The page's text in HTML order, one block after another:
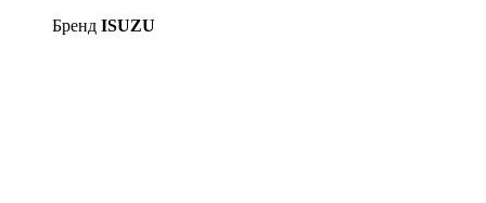
Бренд ISUZU